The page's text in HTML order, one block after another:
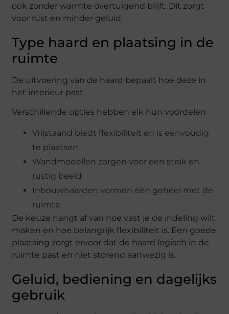
ook zonder warmte overtuigend blijft. Dit zorgt
voor rust en minder geluid.
Type haard en plaatsing in de
ruimte
De uitvoering van de haard bepaalt hoe deze in
het interieur past.
Verschillende opties hebben elk hun voordelen
Vrijstaand biedt flexibiliteit en is eenvoudig
te plaatsen
Wandmodellen zorgen voor een strak en
rustig beeld
Inbouwhaarden vormen één geheel met de
ruimte
De keuze hangt af van hoe vast je de indeling wilt
maken en hoe belangrijk flexibiliteit is. Een goede
plaatsing zorgt ervoor dat de haard logisch in de
ruimte past en niet storend aanwezig is.
Geluid, bediening en dagelijks
gebruik